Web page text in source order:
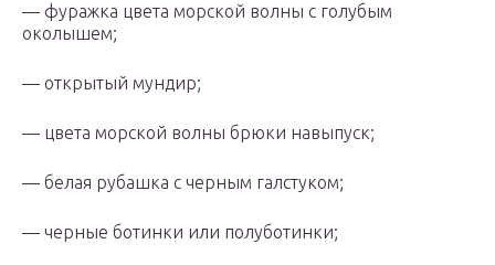
— фуражка цвета морской волны с голубым
околышем;
— открытый мундир;
— цвета морской волны брюки навыпуск;
— белая рубашка с черным галстуком;
— черные ботинки или полуботинки;